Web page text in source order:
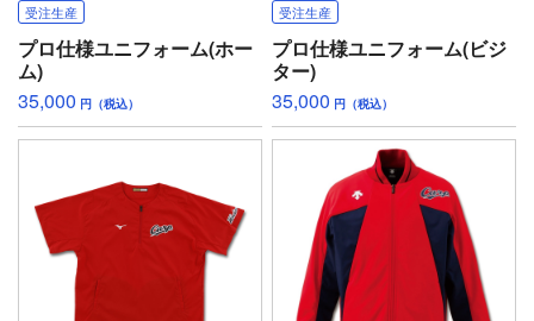
受注生産
プロ仕様ユニフォーム(ホー
ム)
35,000 円（税込）
受注生産
プロ仕様ユニフォーム(ビジ
ター)
35,000 円（税込）